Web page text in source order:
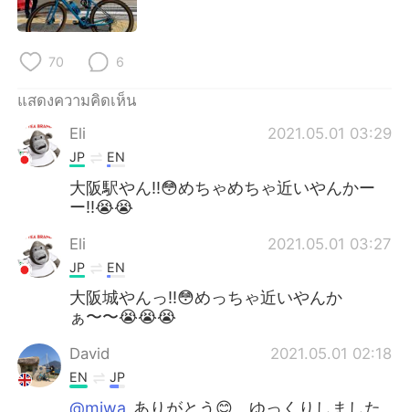
70 6
แสดงความคิดเห็น
Eli
2021.05.01 03:29
JP EN
大阪駅やん‼️😳めちゃめちゃ近いやんかー
ー‼︎😭😭
Eli 2021.05.01 03:27
JP EN
大阪城やんっ‼️😳めっちゃ近いやんか
ぁ〜〜😭😭😭
David 2021.05.01 02:18
EN JP
@miwa ありがとう😊 ゆっくりしました